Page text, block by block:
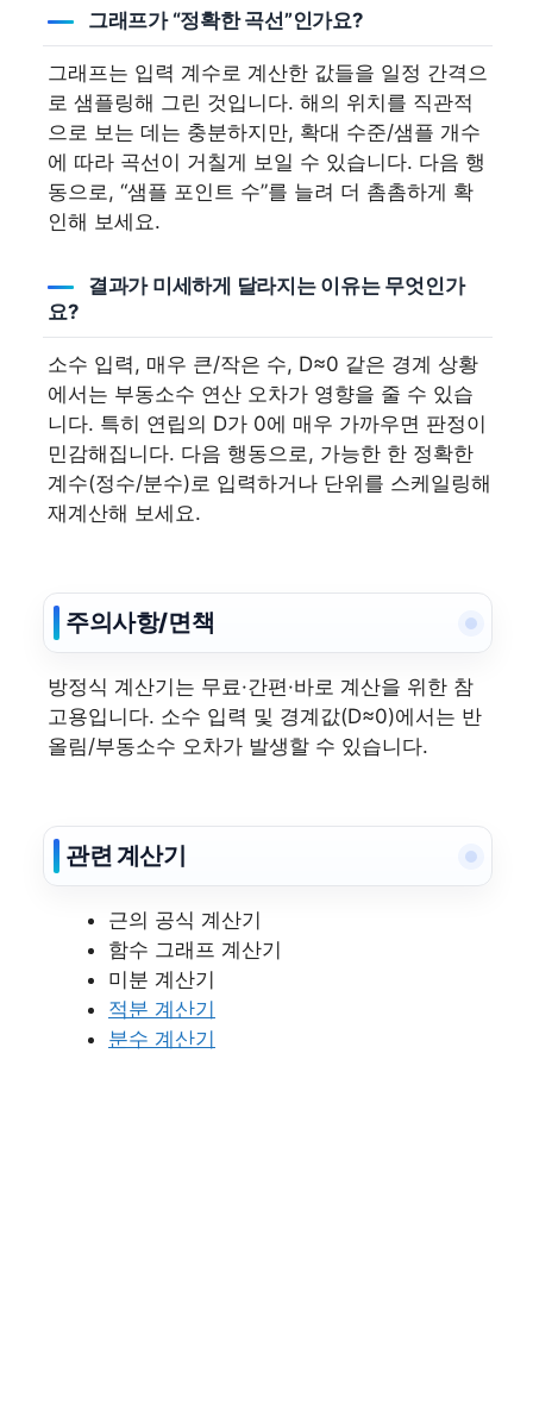
그래프가 “정확한 곡선”인가요?
그래프는 입력 계수로 계산한 값들을 일정 간격으
로 샘플링해 그린 것입니다. 해의 위치를 직관적
으로 보는 데는 충분하지만, 확대 수준/샘플 개수
에 따라 곡선이 거칠게 보일 수 있습니다. 다음 행
동으로, “샘플 포인트 수”를 늘려 더 촘촘하게 확
인해 보세요.
결과가 미세하게 달라지는 이유는 무엇인가
요?
소수 입력, 매우 큰/작은 수, D≈0 같은 경계 상황
에서는 부동소수 연산 오차가 영향을 줄 수 있습
니다. 특히 연립의 D가 0에 매우 가까우면 판정이
민감해집니다. 다음 행동으로, 가능한 한 정확한
계수(정수/분수)로 입력하거나 단위를 스케일링해
재계산해 보세요.
주의사항/면책
방정식 계산기는 무료·간편·바로 계산을 위한 참
고용입니다. 소수 입력 및 경계값(D≈0)에서는 반
올림/부동소수 오차가 발생할 수 있습니다.
관련 계산기
근의 공식 계산기
함수 그래프 계산기
미분 계산기
적분 계산기
분수 계산기